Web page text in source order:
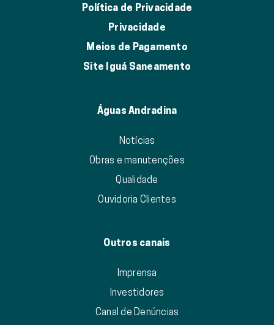
Política de Privacidade
Privacidade
Meios de Pagamento
Site Iguá Saneamento
Águas Andradina
Notícias
Obras e manutenções
Qualidade
Ouvidoria Clientes
Outros canais
Imprensa
Investidores
Canal de Denúncias